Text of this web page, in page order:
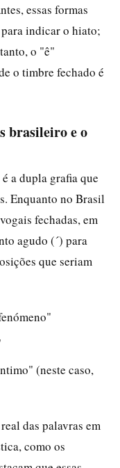
essas formas
indicar o hiato;
o "ê"
o timbre fechado é
brasileiro e o
a dupla grafia que
Enquanto no Brasil
fechadas, em
agudo (´) para
que seriam
(neste caso,
das palavras em
como os